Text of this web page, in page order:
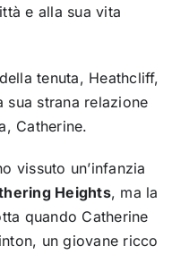
e alla sua vita
tenuta, Heathcliff,
sua strana relazione
Catherine.
vissuto un’infanzia
Heights, ma la
quando Catherine
un giovane ricco